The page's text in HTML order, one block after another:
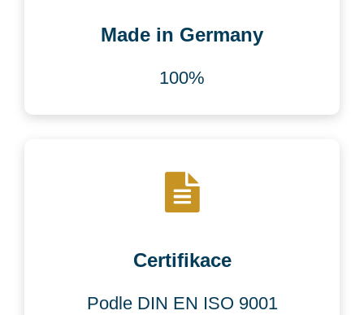
Made in Germany
100%
Certifikace
Podle DIN EN ISO 9001